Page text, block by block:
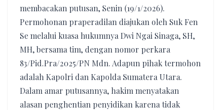
membacakan putusan, Senin (19/1/2026).
Permohonan praperadilan diajukan oleh Suk Fen
Se melalui kuasa hukumnya Dwi Ngai Sinaga, SH,
MH, bersama tim, dengan nomor perkara
83/Pid.Pra/2025/PN Mdn. Adapun pihak termohon
adalah Kapolri dan Kapolda Sumatera Utara.
Dalam amar putusannya, hakim menyatakan
alasan penghentian penyidikan karena tidak